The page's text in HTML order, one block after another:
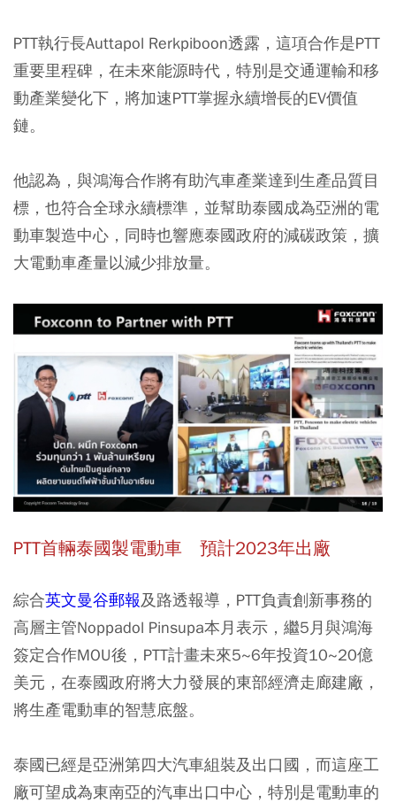
PTT執行長Auttapol Rerkpiboon透露，這項合作是PTT
重要里程碑，在未來能源時代，特別是交通運輸和移
動產業變化下，將加速PTT掌握永續增長的EV價值
鏈。
他認為，與鴻海合作將有助汽車產業達到生產品質目
標，也符合全球永續標準，並幫助泰國成為亞洲的電
動車製造中心，同時也響應泰國政府的減碳政策，擴
大電動車產量以減少排放量。
PTT首輛泰國製電動車 預計2023年出廠
綜合英文曼谷郵報及路透報導，PTT負責創新事務的
高層主管Noppadol Pinsupa本月表示，繼5月與鴻海
簽定合作MOU後， PTT計畫未來5~6年投資10~20億
美元，在泰國政府將大力發展的東部經濟走廊建廠，
將生產電動車的智慧底盤。
泰國已經是亞洲第四大汽車組裝及出口國，而這座工
廠可望成為東南亞的汽車出口中心，特別是電動車的